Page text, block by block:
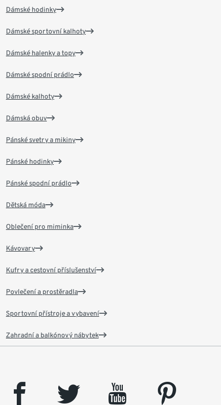
Dámské hodinky
Dámské sportovní kalhoty
Dámské halenky a topy
Dámské spodní prádlo
Dámské kalhoty
Dámská obuv
Pánské svetry a mikiny
Pánské hodinky
Pánské spodní prádlo
Dětská móda
Oblečení pro miminka
Kávovary
Kufry a cestovní příslušenství
Povlečení a prostěradla
Sportovní přístroje a vybavení
Zahradní a balkónový nábytek
facebook twitter youtube
pinterest